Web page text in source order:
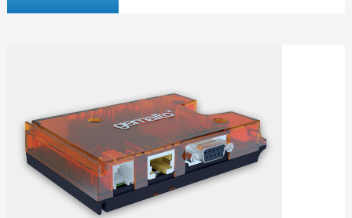
диапазон, МГц
LTE: 1, 3, 8, 20, 28,
2G: 2 диапазона 900/1800
Скорость
передачи
данных
LTE Cat. 1:
DL: до 10.3 Мбит/с, UL: до 5.2
Мбит/с
HSPA+:
DL: до 7.2 Мбит/с, UL: до 5.76